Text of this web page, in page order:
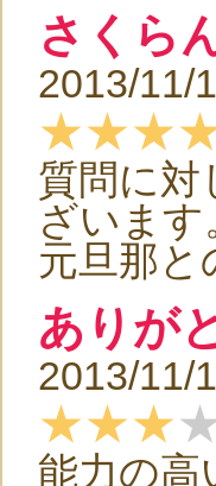
さくら
2013/11/
質問に対
ざいます
元旦那
ありが
2013/11/
★★★
能力の高